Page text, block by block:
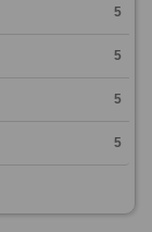
5
5
5
5